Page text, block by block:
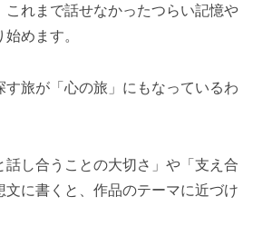
これまで話せなかったつらい記憶や
めます。
旅が「心の旅」にもなっているわ
話し合うことの大切さ」や「支え合
文に書くと、作品のテーマに近づけ